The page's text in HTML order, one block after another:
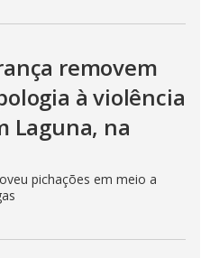
removem
à violência
Laguna, na
pichações em meio a